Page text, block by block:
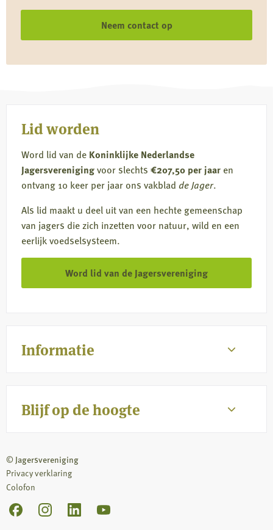
Neem contact op
Informatie
Lid worden
Word lid van de Koninklijke Nederlandse
Jagersverenigingvoor slechts €207,50 per jaar en
ontvang 10 keer per jaar ons vakblad de Jager.
Als lid maakt u deel uit van een hechte gemeenschap
van jagers die zich inzetten voor natuur, wild en een
eerlijk voedselsysteem.
Word lid van de Jagersvereniging
Blijf op de hoogte
© Jagersvereniging
Privacy verklaring
Colofon